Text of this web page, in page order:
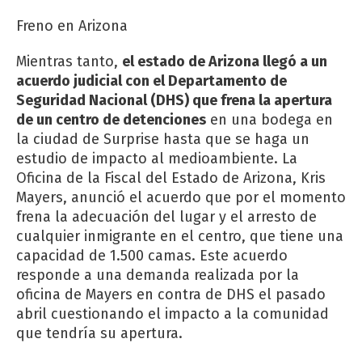
Freno en Arizona
Mientras tanto, el estado de Arizona llegó a un
acuerdo judicial con el Departamento de
Seguridad Nacional (DHS) que frena la apertura
de un centro de detenciones en una bodega en
la ciudad de Surprise hasta que se haga un
estudio de impacto al medioambiente. La
Oficina de la Fiscal del Estado de Arizona, Kris
Mayers, anunció el acuerdo que por el momento
frena la adecuación del lugar y el arresto de
cualquier inmigrante en el centro, que tiene una
capacidad de 1.500 camas. Este acuerdo
responde a una demanda realizada por la
oficina de Mayers en contra de DHS el pasado
abril cuestionando el impacto a la comunidad
que tendría su apertura.